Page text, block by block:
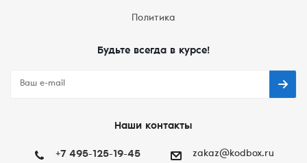
Политика
Будьте всегда в курсе!
Наши контакты
+7 495-125-19-45 zakaz@kodbox.ru